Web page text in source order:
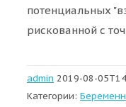
потенциальных
рискованной с
admin 2019-08-
Категории: